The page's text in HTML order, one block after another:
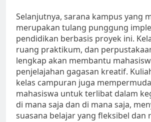
Selanjutnya, sarana kampus yang
merupakan tulang punggung
pendidikan berbasis proyek ini.
ruang praktikum, dan
lengkap akan membantu
penjelajahan gagasan kreatif.
kelas campuran juga
mahasiswa untuk terlibat dalam
di mana saja dan di mana saja,
suasana belajar yang fleksibel dan